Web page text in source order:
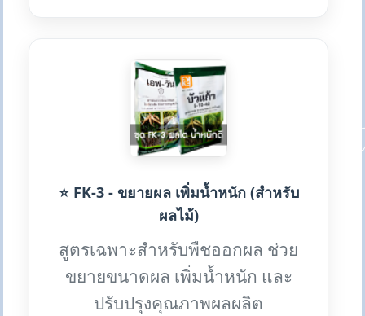
⭐ FK-3 - ขยายผล เพิ่มน้ำหนัก (สำหรับ
ผลไม้)
สูตรเฉพาะสำหรับพืชออกผล ช่วย
ขยายขนาดผล เพิ่มน้ำหนัก และ
ปรับปรุงคุณภาพผลผลิต